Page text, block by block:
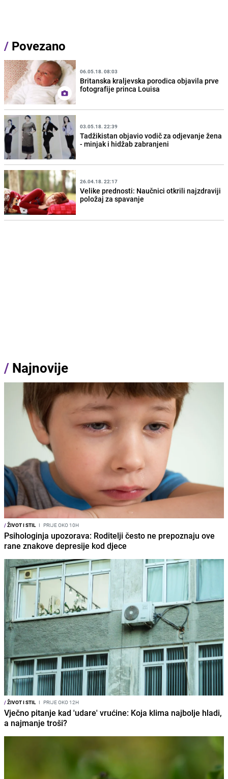
/ Povezano
06.05.18. 08:03
Britanska kraljevska porodica objavila prve
fotografije princa Louisa
03.05.18. 22:39
Tadžikistan objavio vodič za odjevanje žena
- minjak i hidžab zabranjeni
26.04.18. 22:17
Velike prednosti: Naučnici otkrili najzdraviji
položaj za spavanje
/ Najnovije
/ŽIVOT I STIL I PRIJE OKO 10H
Psihologinja upozorava: Roditelji često ne prepoznaju ove
rane znakove depresije kod djece
/ŽIVOT I STIL I PRIJE OKO 12H
Vječno pitanje kad 'udare' vrućine: Koja klima najbolje hladi,
a najmanje troši?